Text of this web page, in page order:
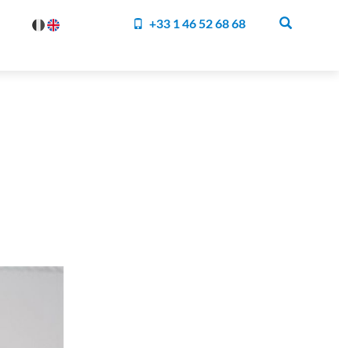
+33 1 46 52 68 68